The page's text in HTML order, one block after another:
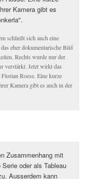
schließt sich auch eine
eher dokumentarische Bild
Rechts wurde nur der
verstärkt. Jetzt wirkt das
Roese. Eine kurze
Kamera gibt es auch in der